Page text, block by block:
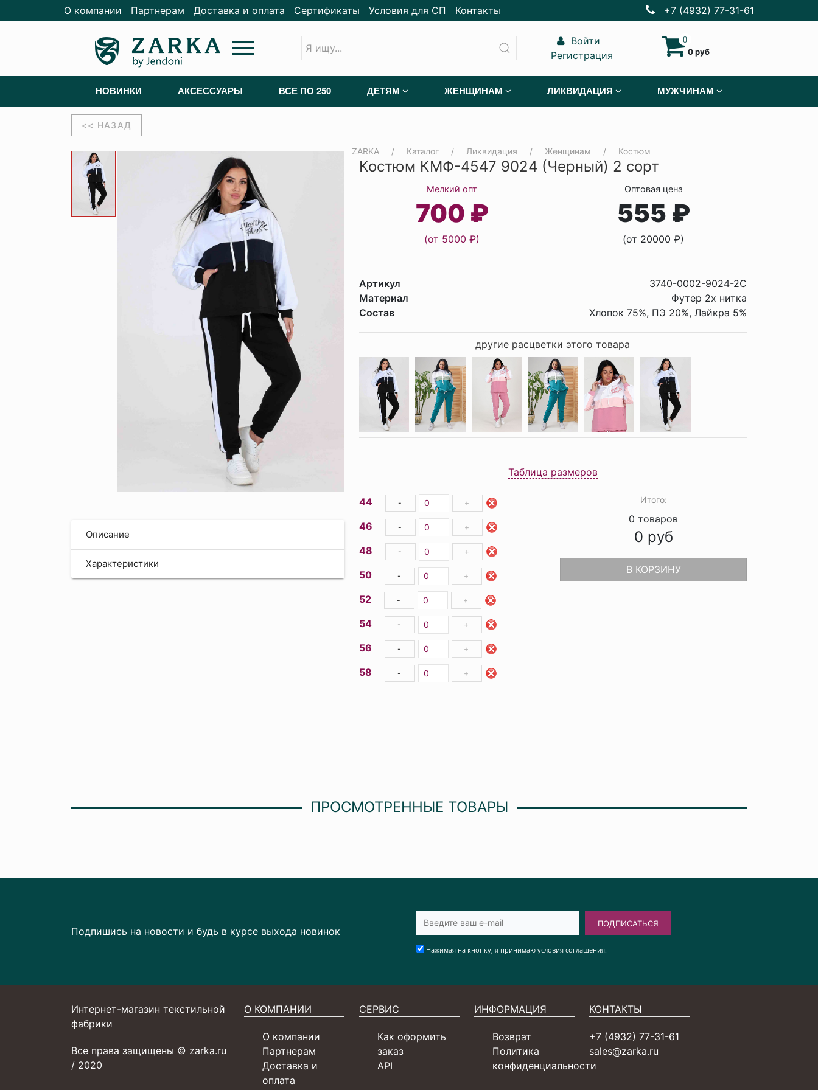
О компании Партнерам Доставка и оплата Сертификаты Условия для СП Контакты +7 (4932) 77-31-61
menu
Войти
Регистрация
0
0 руб
НОВИНКИ АКСЕССУАРЫ ВСЕ ПО 250 ДЕТЯМ ЖЕНЩИНАМ ЛИКВИДАЦИЯ МУЖЧИНАМ
<< НАЗАД
Описание
Характеристики
ZARKA Каталог Ликвидация Женщинам Костюм
Костюм КМФ-4547 9024 (Черный) 2 сорт
Мелкий опт
700 ₽
(от 5000 ₽)
Оптовая цена
555 ₽
(от 20000 ₽)
Артикул
3740-0002-9024-2C
Материал
Футер 2х нитка
Состав
Хлопок 75%, ПЭ 20%, Лайкра 5%
другие расцветки этого товара
Таблица размеров
44 - +
46 - +
48 - +
50 - +
52 - +
54 - +
56 - +
58 - +
Итого:
0 товаров
0 руб
В КОРЗИНУ
ПРОСМОТРЕННЫЕ ТОВАРЫ
Подпишись на новости и будь в курсе выхода новинок
ПОДПИСАТЬСЯ
Нажимая на кнопку, я принимаю условия соглашения.
Интернет-магазин текстильной
фабрики
Все права защищены © zarka.ru
/ 2020
О КОМПАНИИ
О компании
Партнерам
Доставка и
оплата
СЕРВИС
Как оформить
заказ
API
ИНФОРМАЦИЯ
Возврат
Политика
конфиденциальности
КОНТАКТЫ
+7 (4932) 77-31-61
sales@zarka.ru